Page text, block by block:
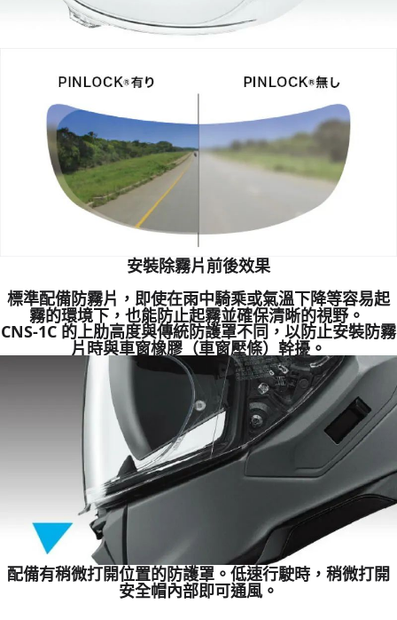
安裝除霧片前後效果
標準配備防霧片，即使在雨中騎乘或氣溫下降等容易起
霧的環境下，也能防止起霧並確保清晰的視野。
CNS-1C 的上肋高度與傳統防護罩不同，以防止安裝防霧
片時與車窗橡膠（車窗壓條）幹擾。
配備有稍微打開位置的防護罩。低速行駛時，稍微打開
安全帽內部即可通風。